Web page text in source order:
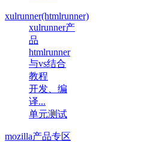
xulrunner(htmlrunner)
xulrunner产
品
htmlrunner
与vs结合
教程
开发、编
译...
单元测试
mozilla产品专区